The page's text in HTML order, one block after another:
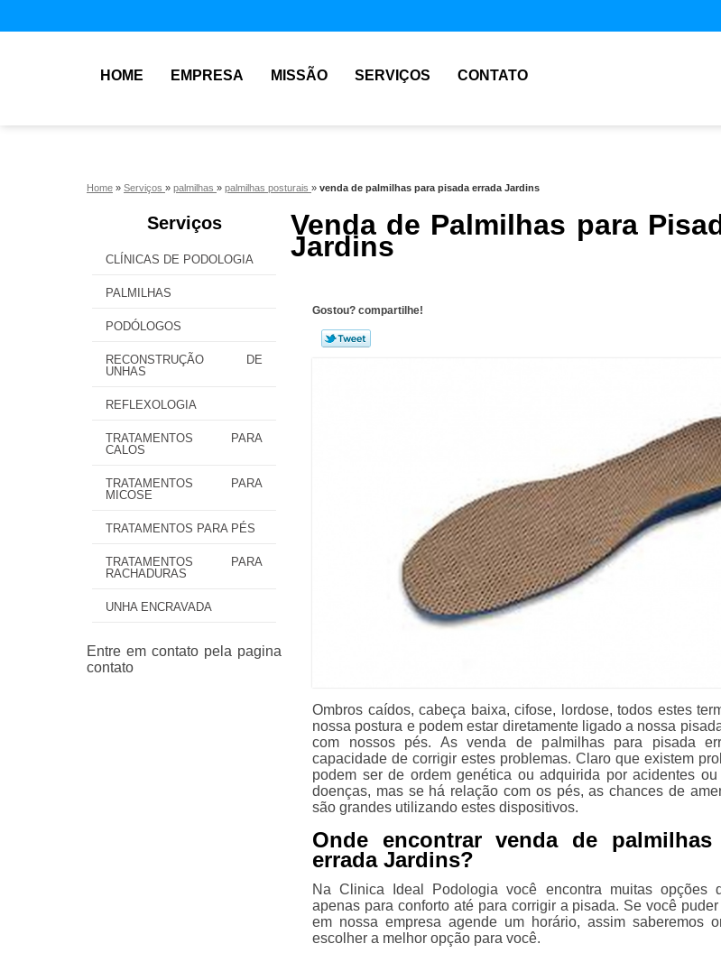
HOME EMPRESA MISSÃO SERVIÇOS CONTATO
Home » Serviços » palmilhas » palmilhas posturais » venda de palmilhas para pisada errada Jardins
Serviços
CLÍNICAS DE PODOLOGIA
PALMILHAS
PODÓLOGOS
RECONSTRUÇÃO DE
UNHAS
REFLEXOLOGIA
TRATAMENTOS PARA
CALOS
TRATAMENTOS PARA
MICOSE
TRATAMENTOS PARA PÉS
TRATAMENTOS PARA
RACHADURAS
UNHA ENCRAVADA
Venda de Palmilhas para
Jardins
Gostou? compartilhe!
Ombros caídos, cabeça baixa, cifose, lordose, todos estes
nossa postura e podem estar diretamente ligado a nossa
com nossos pés. As venda de palmilhas para pisada
capacidade de corrigir estes problemas. Claro que existem
podem ser de ordem genética ou adquirida por acidentes
doenças, mas se há relação com os pés, as chances de
são grandes utilizando estes dispositivos.
Onde encontrar venda de
errada Jardins?
Na Clinica Ideal Podologia você encontra muitas opções
apenas para conforto até para corrigir a pisada. Se você
em nossa empresa agende um horário, assim saberemos
escolher a melhor opção para você.